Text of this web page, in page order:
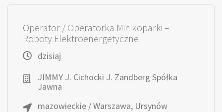
Operator / Operatorka Minikoparki –
Roboty Elektroenergetyczne
dzisiaj
JIMMY J. Cichocki J. Zandberg Spółka
Jawna
mazowieckie / Warszawa, Ursynów